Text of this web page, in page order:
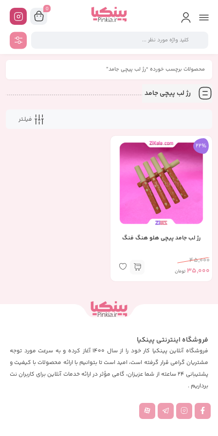
0
محصولات برچسب خورده “رژ لب پیچی جامد”
رژ لب پیچی جامد
فیلـتر
22%
رژ لب جامد پیچی هلو هنگ فنگ
45,000
35,000 تومان
فروشگاه اینترنتی پینکیا
فروشگاه آنلاین پینکیا کار خود را از سال 1400 آغاز کرده و به سرعت مورد توجه
مشتریان گرامی قرار گرفته است، امید است تا بتوانیم با ارائه محصولات با کیفیت و
پشتیبانی 24 ساعته از شما عزیزان، گامی مؤثر در ارائه خدمات آنلاین برای کاربران نت
برداریم .